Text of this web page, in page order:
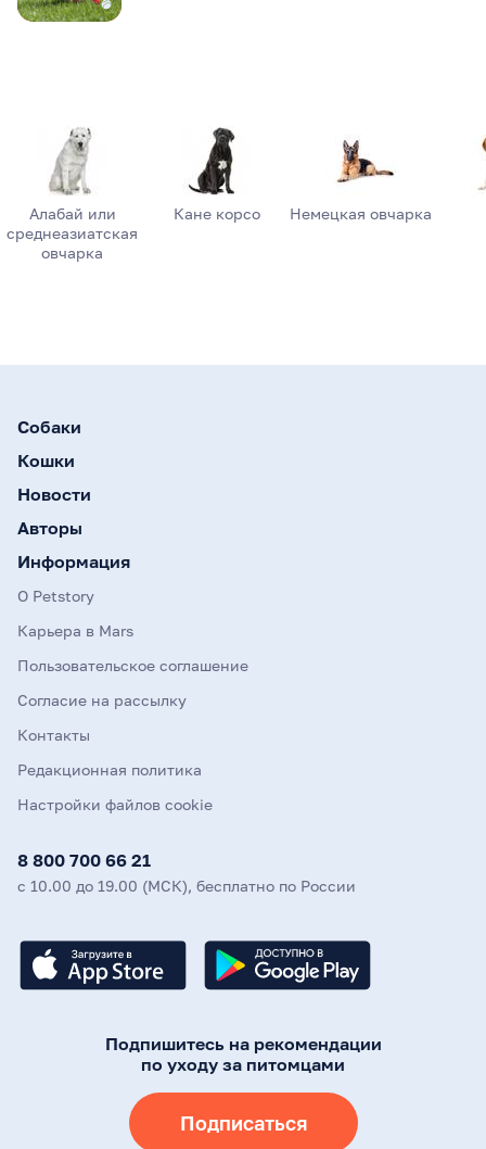
Алабай или
среднеазиатская
овчарка
Кане корсо Немецкая овчарка
Собаки
Кошки
Новости
Авторы
Информация
О Petstory
Карьера в Mars
Пользовательское соглашение
Согласие на рассылку
Контакты
Редакционная политика
Настройки файлов cookie
8 800 700 66 21
с 10.00 до 19.00 (МСК), бесплатно по России
Подпишитесь на рекомендации
по уходу за питомцами
Подписаться